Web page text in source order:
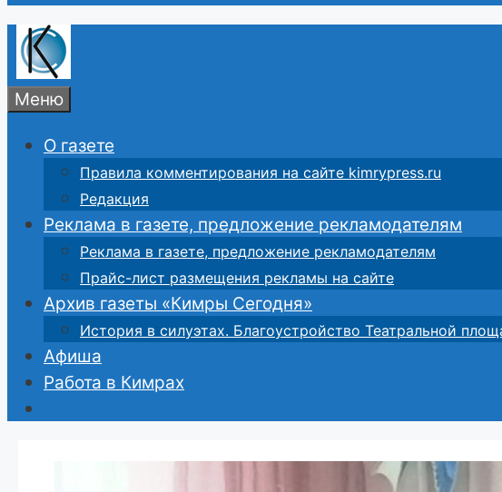
Меню
О газете
Правила комментирования на сайте kimrypress.ru
Редакция
Реклама в газете, предложение рекламодателям
Реклама в газете, предложение рекламодателям
Прайс-лист размещения рекламы на сайте
Архив газеты «Кимры Сегодня»
История в силуэтах. Благоустройство Театральной
Афиша
Работа в Кимрах